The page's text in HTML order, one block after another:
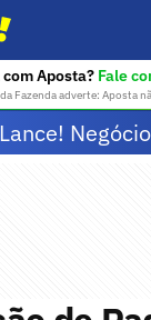
Aposta? Fale
Fazenda adverte: Aposta
Lance!